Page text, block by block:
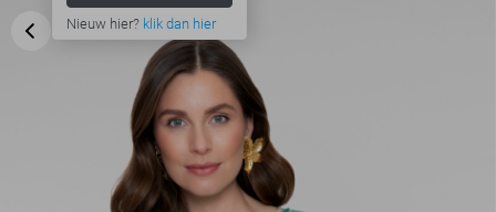
Nieuw hier? klik dan hier